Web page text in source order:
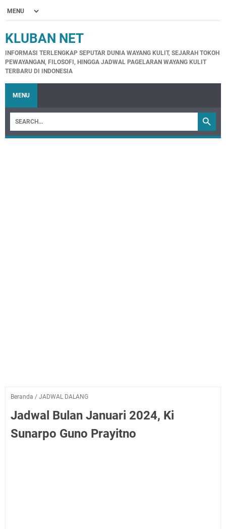
KLUBAN NET
INFORMASI TERLENGKAP SEPUTAR DUNIA WAYANG KULIT, SEJARAH TOKOH
PEWAYANGAN, FILOSOFI, HINGGA JADWAL PAGELARAN WAYANG KULIT
TERBARU DI INDONESIA
MENU
Beranda / JADWAL DALANG
Jadwal Bulan Januari 2024, Ki
Sunarpo Guno Prayitno